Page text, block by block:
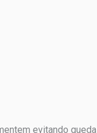
evitando